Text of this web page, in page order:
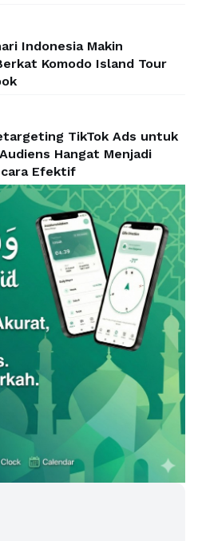
Indonesia Makin
Komodo Island Tour
TikTok Ads untuk
Hangat Menjadi
Efektif